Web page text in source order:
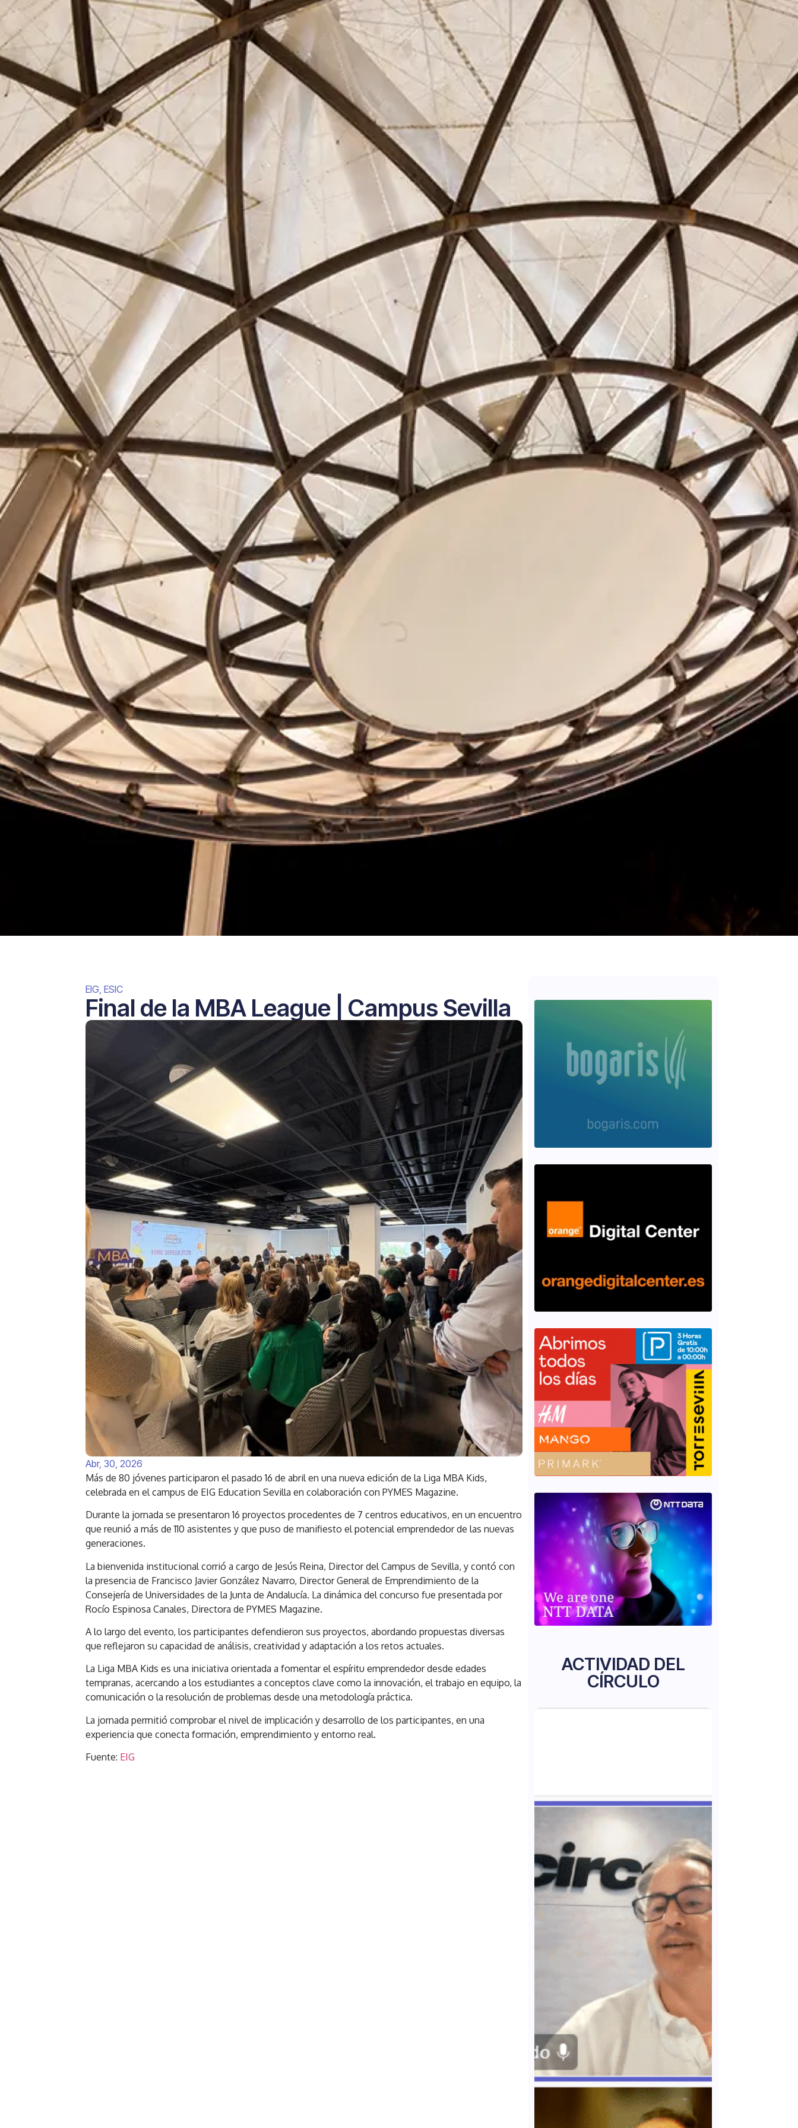
El Círculo Asociados Actualidad Contacto
EIG ,ESIC
Final de la MBA League | Campus Sevilla
Abr, 30, 2026
Más de 80 jóvenes participaron el pasado 16 de abril en una nueva edición de la Liga MBA Kids,
celebrada en el campus de EIG Education Sevilla en colaboración con PYMES Magazine.
Durante la jornada se presentaron 16 proyectos procedentes de 7 centros educativos, en un encuentro
que reunió a más de 110 asistentes y que puso de manifiesto el potencial emprendedor de las nuevas
generaciones.
La bienvenida institucional corrió a cargo de Jesús Reina, Director del Campus de Sevilla, y contó con
la presencia de Francisco Javier González Navarro, Director General de Emprendimiento de la
Consejería de Universidades de la Junta de Andalucía. La dinámica del concurso fue presentada por
Rocío Espinosa Canales, Directora de PYMES Magazine.
A lo largo del evento, los participantes defendieron sus proyectos, abordando propuestas diversas
que reflejaron su capacidad de análisis, creatividad y adaptación a los retos actuales.
La Liga MBA Kids es una iniciativa orientada a fomentar el espíritu emprendedor desde edades
tempranas, acercando a los estudiantes a conceptos clave como la innovación, el trabajo en equipo, la
comunicación o la resolución de problemas desde una metodología práctica.
La jornada permitió comprobar el nivel de implicación y desarrollo de los participantes, en una
experiencia que conecta formación, emprendimiento y entorno real.
Fuente: EIG
ACTIVIDAD DEL
CÍRCULO